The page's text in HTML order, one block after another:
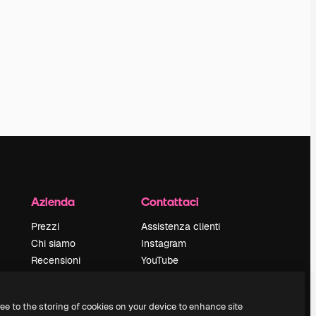
Azienda
Prezzi
Chi siamo
Recensioni
Blog
Contattaci
Assistenza clienti
Instagram
YouTube
Discord
to the storing of cookies on your device to enhance site